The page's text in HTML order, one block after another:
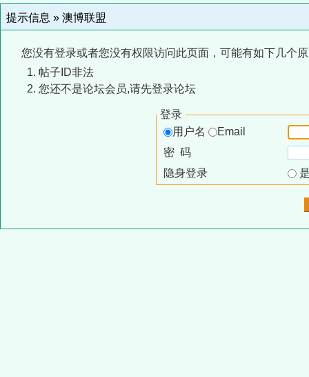
提示信息 » 澳博联盟
您没有登录或者您没有权限访问此页面，可能有如下几个
帖子ID非法
您还不是论坛会员,请先登录论坛
登录
用户名
Email
密 码
隐身登录